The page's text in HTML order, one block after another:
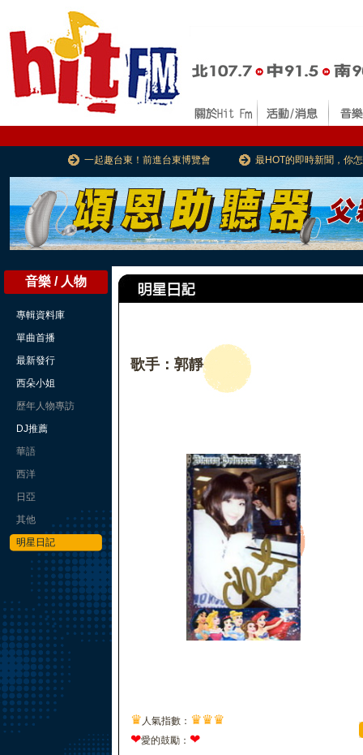
一起趣台東！前進台東博覽會 最HOT的即時新聞，你
音樂 / 人物
專輯資料庫
單曲首播
最新發行
西朵小姐
歷年人物專訪
DJ推薦
華語
西洋
日亞
其他
明星日記
歌手：郭靜
♛ 人氣指數： ♛♛♛
❤愛的鼓勵： ❤